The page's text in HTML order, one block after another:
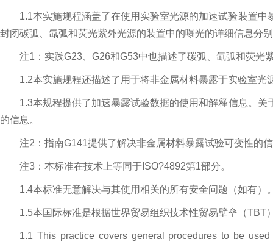
1.1本实施规程涵盖了在使用实验室光源的加速试验装置
封闭碳弧、氙弧和荧光紫外光源的装置中的曝光的详细信息分
注1：实践G23、G26和G53中也描述了碳弧、氙弧和荧光
1.2本实施规程还描述了用于将非金属材料暴露于实验室
1.3本规程提供了加速暴露试验数据的使用和解释信息。
的信息。
注2：指南G141提供了解决非金属材料暴露试验可变性的
注3：本标准在技术上等同于ISO?4892第1部分。
1.4本标准无意解决与其使用相关的所有安全问题（如有
1.5本国际标准是根据世界贸易组织技术性贸易壁垒（
1.1 This practice covers general procedures to be